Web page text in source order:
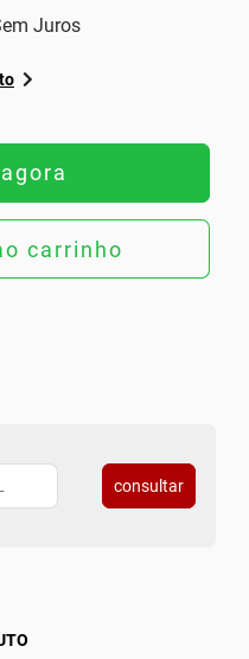
Juros
carrinho
consultar